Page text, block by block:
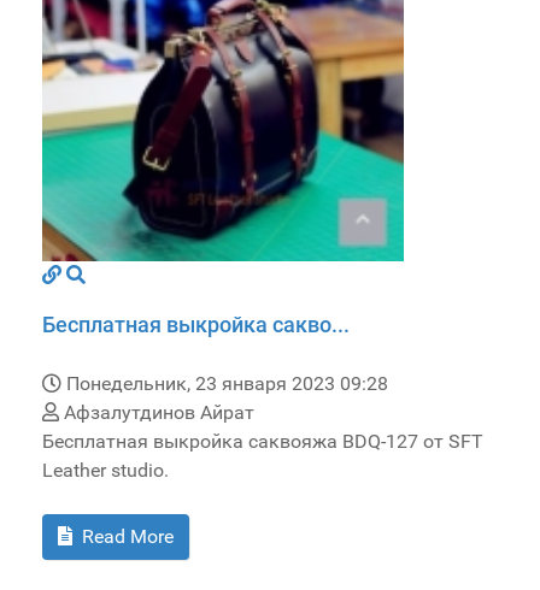
Бесплатная выкройка сакво...
Понедельник, 23 января 2023 09:28
Афзалутдинов Айрат
Бесплатная выкройка саквояжа BDQ-127 от SFT
Leather studio.
Read More